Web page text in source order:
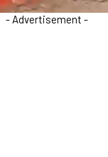
- Advertisement -